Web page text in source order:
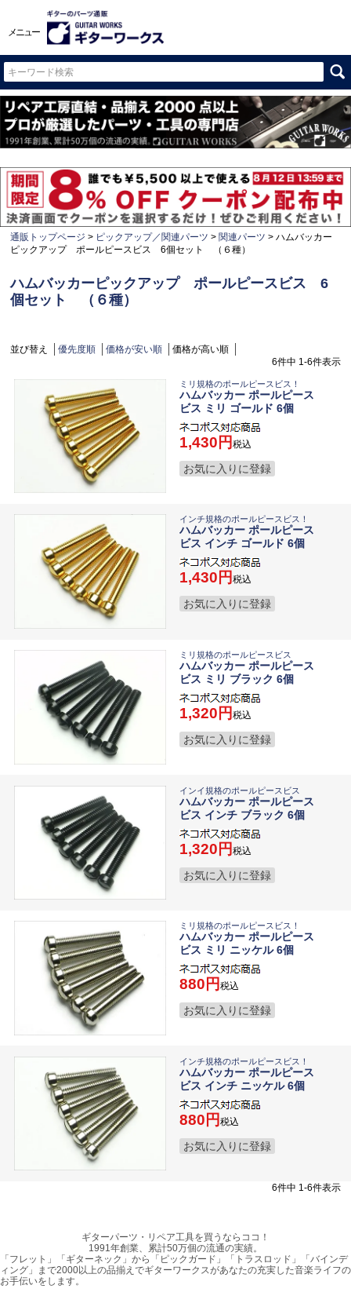
メニュー
通販トップページ ピックアップ／関連パーツ 関連パーツ
ハムバッカー
ピックアップ ポールピースビス 6個セット （６種）
ハムバッカーピックアップ ポールピースビス 6
個セット （６種）
並び替え 優先度順 価格が安い順
価格が高い順
6件中 1-6件表示
ミリ規格のポールピースビス！
ハムバッカー ポールピース
ビス ミリ ゴールド 6個
1,430 税込
お気に入りに登録
インチ規格のポールピースビス！
ハムバッカー ポールピース
ビス インチ ゴールド 6個
1,430 税込
お気に入りに登録
ミリ規格のポールピースビス
ハムバッカー ポールピース
ビス ミリ ブラック 6個
1,320 税込
お気に入りに登録
インイ規格のポールピースビス
ハムバッカー ポールピース
ビス インチ ブラック 6個
1,320 税込
お気に入りに登録
ミリ規格のポールピースビス！
ハムバッカー ポールピース
ビス ミリ ニッケル 6個
880 税込
お気に入りに登録
インチ規格のポールピースビス！
ハムバッカー ポールピース
ビス インチ ニッケル 6個
880 税込
お気に入りに登録
6件中 1-6件表示
ギターパーツ・リペア工具を買うならココ！
1991年創業、累計50万個の流通の実績。
「フレット」「ギターネック」から「ピックガード」「トラスロッド」「バインデ
ィング」まで2000以上の品揃えでギターワークスがあなたの充実した音楽ライフの
お手伝いをします。